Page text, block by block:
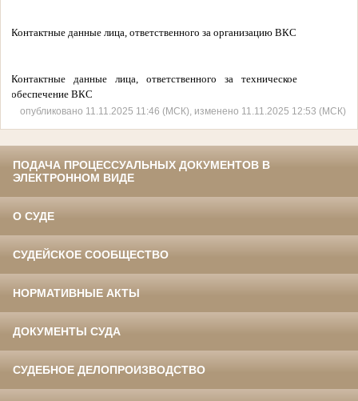
Контактные данные лица, ответственного за организацию ВКС
Контактные данные лица, ответственного за техническое
обеспечение ВКС
опубликовано 11.11.2025 11:46 (МСК), изменено 11.11.2025 12:53 (МСК)
ПОДАЧА ПРОЦЕССУАЛЬНЫХ ДОКУМЕНТОВ В
ЭЛЕКТРОННОМ ВИДЕ
О СУДЕ
СУДЕЙСКОЕ СООБЩЕСТВО
НОРМАТИВНЫЕ АКТЫ
ДОКУМЕНТЫ СУДА
СУДЕБНОЕ ДЕЛОПРОИЗВОДСТВО